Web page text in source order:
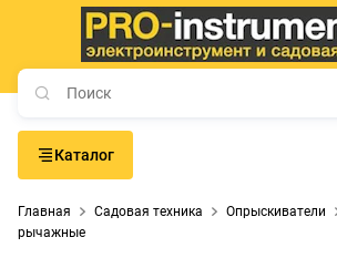
Каталог
Главная Садовая техника Опрыскиватели
рычажные